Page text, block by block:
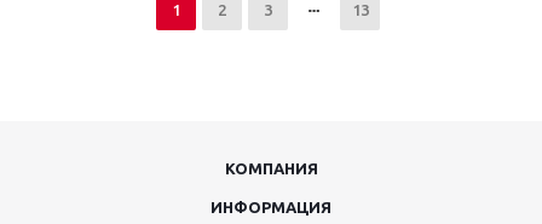
1 2 3 13
КОМПАНИЯ
ИНФОРМАЦИЯ